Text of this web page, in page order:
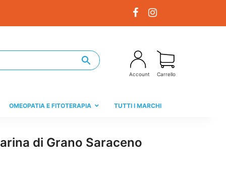
Account Carrello
OMEOPATIA E FITOTERAPIA TUTTI I MARCHI
di Grano Saraceno